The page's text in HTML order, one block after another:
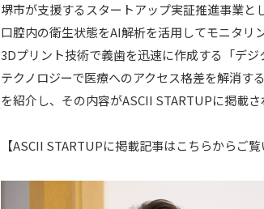
堺市が支援するスタートアップ実証推進事業と
口腔内の衛生状態をAI解析を活用してモニタリ
3Dプリント技術で義歯を迅速に作成する「デジ
テクノロジーで医療へのアクセス格差を解消す
を紹介し、その内容がASCII STARTUPに掲載さ
【ASCII STARTUPに掲載記事はこちらからご